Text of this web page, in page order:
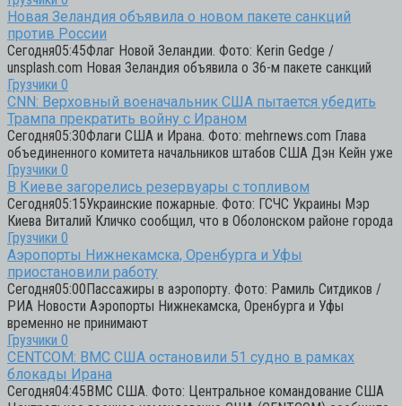
Новая Зеландия объявила о новом пакете санкций
против России
Сегодня05:45Флаг Новой Зеландии. Фото: Kerin Gedge /
unsplash.com Новая Зеландия объявила о 36-м пакете санкций
Грузчики 0
CNN: Верховный военачальник США пытается убедить
Трампа прекратить войну с Ираном
Сегодня05:30Флаги США и Ирана. Фото: mehrnews.com Глава
объединенного комитета начальников штабов США Дэн Кейн уже
Грузчики 0
В Киеве загорелись резервуары с топливом
Сегодня05:15Украинские пожарные. Фото: ГСЧС Украины Мэр
Киева Виталий Кличко сообщил, что в Оболонском районе города
Грузчики 0
Аэропорты Нижнекамска, Оренбурга и Уфы
приостановили работу
Сегодня05:00Пассажиры в аэропорту. Фото: Рамиль Ситдиков /
РИА Новости Аэропорты Нижнекамска, Оренбурга и Уфы
временно не принимают
Грузчики 0
CENTCOM: ВМС США остановили 51 судно в рамках
блокады Ирана
Сегодня04:45ВМС США. Фото: Центральное командование США